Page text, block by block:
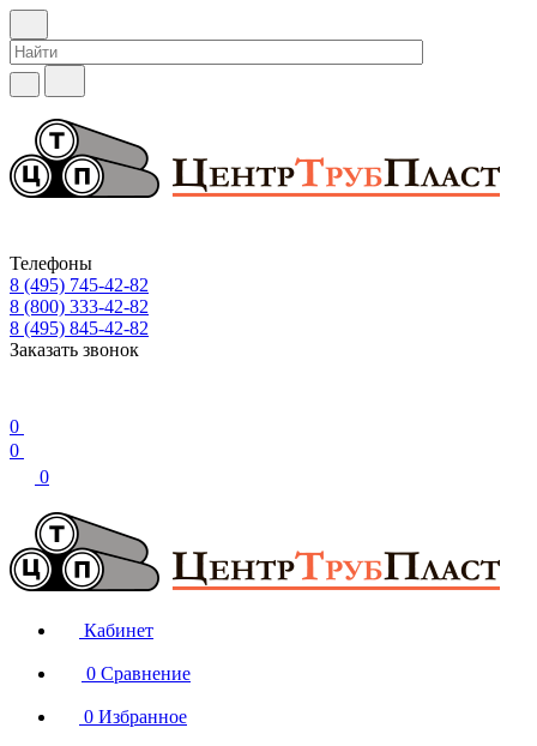
Телефоны
8 (495) 745-42-82
8 (800) 333-42-82
8 (495) 845-42-82
Заказать звонок
0
0
0
Кабинет
0 Сравнение
0 Избранное